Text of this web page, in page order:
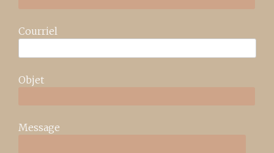
Courriel
Objet
Message